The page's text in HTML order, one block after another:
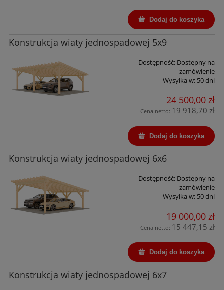
Dodaj do koszyka
Konstrukcja wiaty jednospadowej 5x9
Dostępność: Dostępny na
zamówienie
Wysyłka w: 50 dni
24 500,00 zł
Cena netto: 19 918,70 zł
Dodaj do koszyka
Konstrukcja wiaty jednospadowej 6x6
Dostępność: Dostępny na
zamówienie
Wysyłka w: 50 dni
19 000,00 zł
Cena netto: 15 447,15 zł
Dodaj do koszyka
Konstrukcja wiaty jednospadowej 6x7